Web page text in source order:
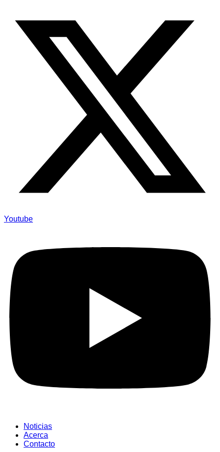
Youtube
Noticias
Acerca
Contacto